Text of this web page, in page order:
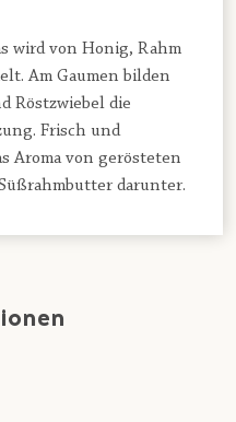
wird von Honig, Rahm
Am Gaumen bilden
Röstzwiebel die
Frisch und
Aroma von gerösteten
darunter.